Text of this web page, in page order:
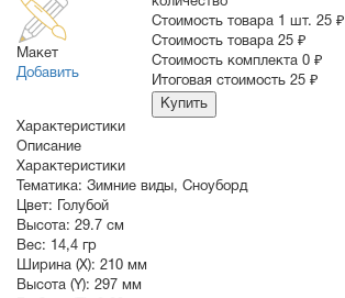
Макет
Добавить
Стоимость товара 1 шт. 25 ₽
Cтоимость товара 25 ₽
Стоимость комплекта 0 ₽
Итоговая стоимость 25 ₽
Купить
Характеристики
Описание
Характеристики
Тематика: Зимние виды , Сноуборд
Цвет: Голубой
Высота: 29.7 см
Вес: 14,4 гр
Ширина (X): 210 мм
Высота (Y): 297 мм